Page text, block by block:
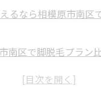
るなら相模原市南区
南区で脚脱毛プラン
心者が安心できる相談の